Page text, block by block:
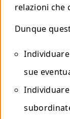
relazioni che
Dunque
sue